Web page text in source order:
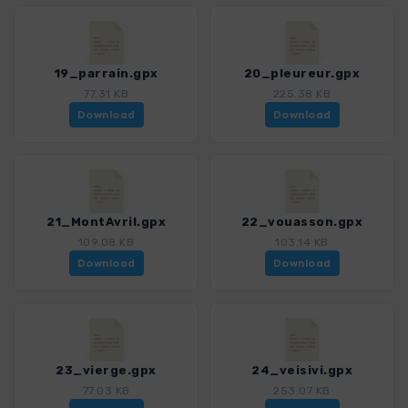
19_parrain.gpx
77.31 KB
Download
20_pleureur.gpx
225.38 KB
Download
21_MontAvril.gpx
109.08 KB
Download
22_vouasson.gpx
103.14 KB
Download
23_vierge.gpx
77.03 KB
24_veisivi.gpx
253.07 KB